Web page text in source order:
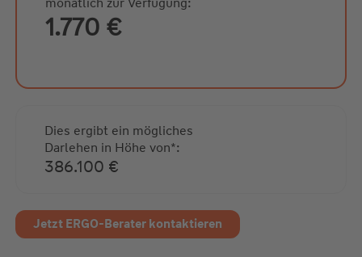
1.770 €
Dies ergibt ein mögliches
Darlehen in Höhe von*:
386.100 €
Jetzt ERGO-Berater kontaktieren